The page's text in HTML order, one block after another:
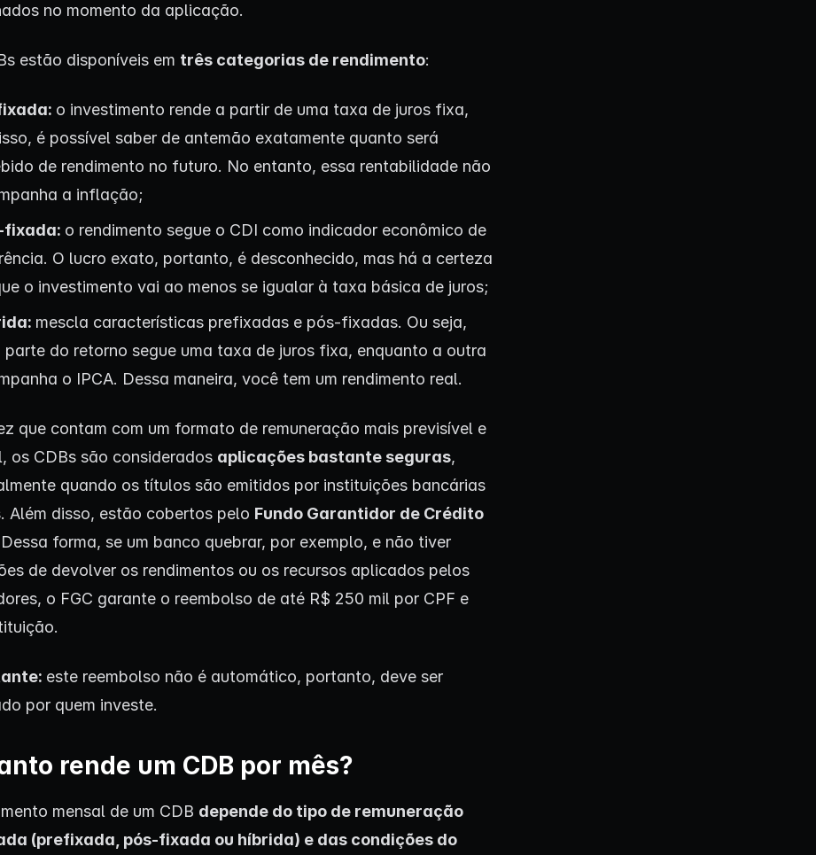
no momento da aplicação.
estão disponíveis em três categorias de rendimento:
o investimento rende a partir de uma taxa de juros fixa,
é possível saber de antemão exatamente quanto será
de rendimento no futuro. No entanto, essa rentabilidade não
a inflação;
fixada: o rendimento segue o CDI como indicador econômico de
O lucro exato, portanto, é desconhecido, mas há a certeza
o investimento vai ao menos se igualar à taxa básica de juros;
mescla características prefixadas e pós-fixadas. Ou seja,
parte do retorno segue uma taxa de juros fixa, enquanto a outra
o IPCA. Dessa maneira, você tem um rendimento real.
que contam com um formato de remuneração mais previsível e
os CDBs são considerados aplicações bastante seguras,
quando os títulos são emitidos por instituições bancárias
Além disso, estão cobertos pelo Fundo Garantidor de Crédito
forma, se um banco quebrar, por exemplo, e não tiver
de devolver os rendimentos ou os recursos aplicados pelos
o FGC garante o reembolso de até R$ 250 mil por CPF e
este reembolso não é automático, portanto, deve ser
por quem investe.
rende um CDB por mês?
mensal de um CDB depende do tipo de remuneração
(prefixada, pós-fixada ou híbrida) e das condições do